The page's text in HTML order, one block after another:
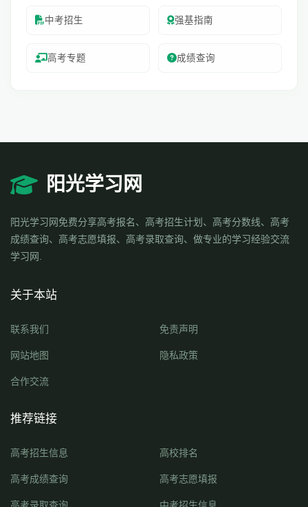
中考招生 强基指南
高考专题 成绩查询
阳光学习网
阳光学习网免费分享高考报名、高考招生计划、高考分数线、高考
成绩查询、高考志愿填报、高考录取查询、做专业的学习经验交流
学习网.
关于本站
联系我们 免责声明
网站地图 隐私政策
合作交流
推荐链接
高考招生信息 高校排名
高考成绩查询 高考志愿填报
高考录取查询 中考招生信息